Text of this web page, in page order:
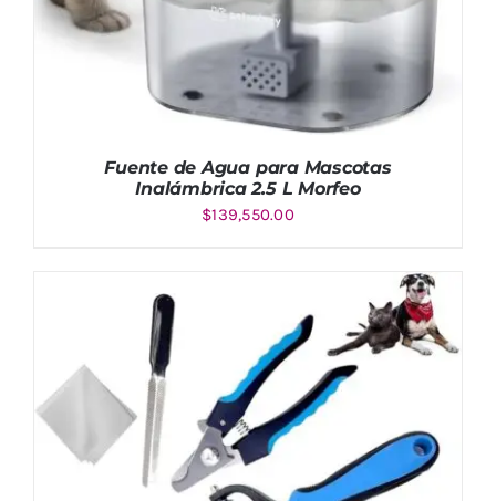
AÑADIR AL CARRITO / DETALLES
Fuente de Agua para Mascotas
Inalámbrica 2.5 L Morfeo
$139,550.00